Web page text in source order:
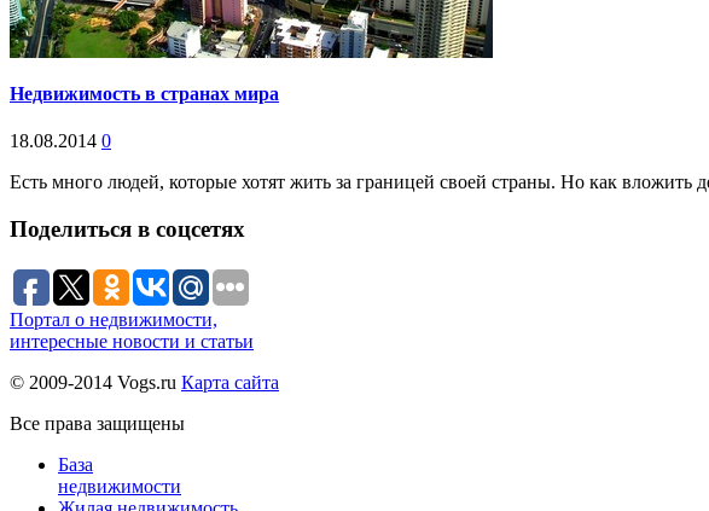
Недвижимость в странах мира
18.08.2014 0
Есть много людей, которые хотят жить за границей своей страны. Но как
Поделиться в соцсетях
Портал о недвижимости,
интересные новости и статьи
© 2009-2014 Vogs.ru Карта сайта
Все права защищены
База
недвижимости